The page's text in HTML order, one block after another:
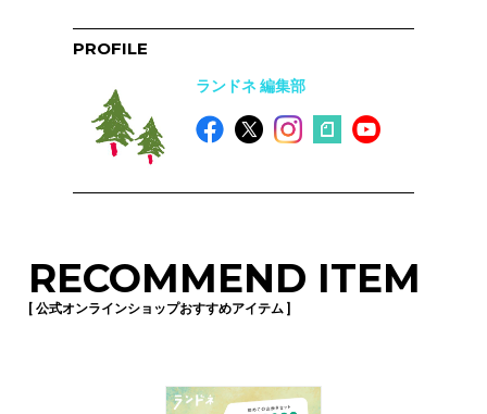
PROFILE
ランドネ 編集部
RECOMMEND ITEM
[ 公式オンラインショップおすすめアイテム ]